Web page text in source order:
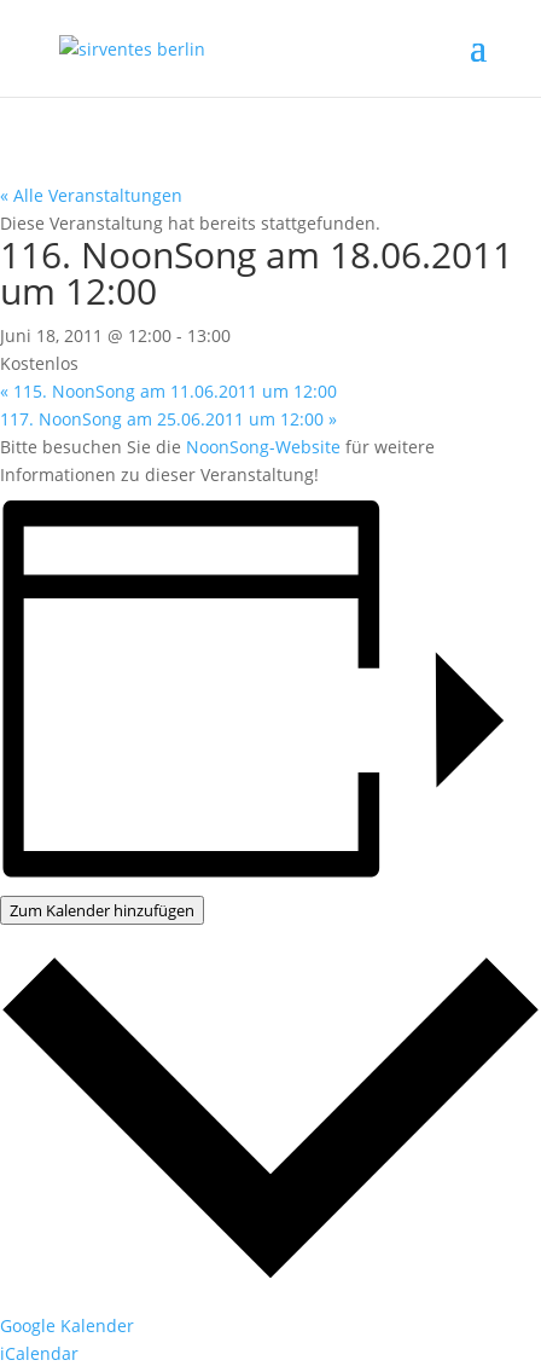
« Alle Veranstaltungen
Diese Veranstaltung hat bereits stattgefunden.
116. NoonSong am 18.06.2011
um 12:00
Juni 18, 2011 @ 12:00 - 13:00
Kostenlos
« 115. NoonSong am 11.06.2011 um 12:00
117. NoonSong am 25.06.2011 um 12:00 »
Bitte besuchen Sie die NoonSong-Website für weitere
Informationen zu dieser Veranstaltung!
Zum Kalender hinzufügen
Google Kalender
iCalendar